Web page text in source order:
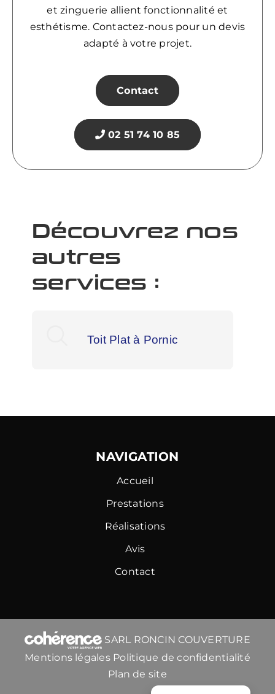
et zinguerie allient fonctionnalité et
esthétisme. Contactez-nous pour un devis
adapté à votre projet.
Contact
02 51 74 10 85
Découvrez nos
autres
services :
Toit Plat à Pornic
NAVIGATION
Accueil
Prestations
Réalisations
Avis
Contact
SARL RONCIN COUVERTURE
Mentions légales Politique de confidentialité
Plan de site